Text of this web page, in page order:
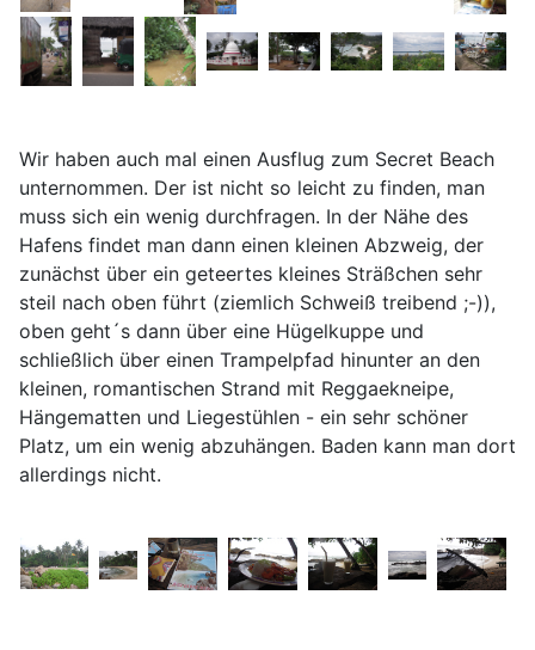
Wir haben auch mal einen Ausflug zum Secret Beach
unternommen. Der ist nicht so leicht zu finden, man
muss sich ein wenig durchfragen. In der Nähe des
Hafens findet man dann einen kleinen Abzweig, der
zunächst über ein geteertes kleines Sträßchen sehr
steil nach oben führt (ziemlich Schweiß treibend ;-)),
oben geht´s dann über eine Hügelkuppe und
schließlich über einen Trampelpfad hinunter an den
kleinen, romantischen Strand mit Reggaekneipe,
Hängematten und Liegestühlen - ein sehr schöner
Platz, um ein wenig abzuhängen. Baden kann man dort
allerdings nicht.